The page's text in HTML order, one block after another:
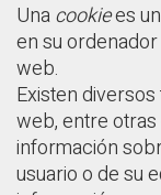
Unacookiees
en su
web.
Existen
web, entre
información
usuario o de su